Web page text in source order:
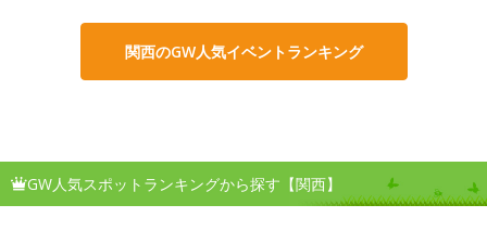
関西のGW人気イベントランキング
GW人気スポットランキングから探す【関西】